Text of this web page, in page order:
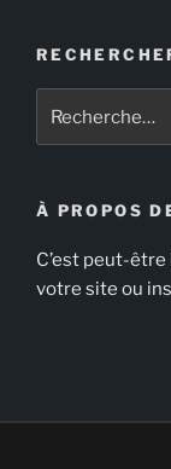
À PROPOS
C’est peut-
votre site ou